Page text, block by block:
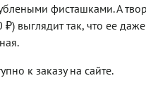
фисташками. А
₽) выглядит так, что ее
к заказу на сайте.